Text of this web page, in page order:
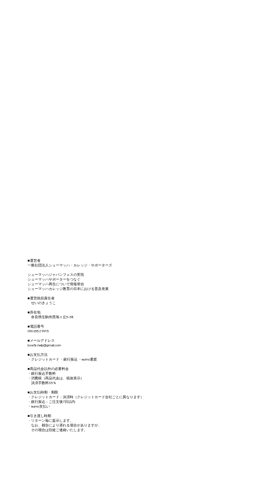
■運営者
一般社団法人シューマッハ・カレッジ・サポーターズ
シューマッハジャパンフェスの実現
シューマッハサポーターをつなぐ
シューマッハ再生について情報発信
シューマッハカレッジ教育の日本における普及発展
■運営統括責任者
せいのきょうこ
■所在地
奈良県生駒市西旭ヶ丘5-38
■電話番号
090 6552 9915
■メールアドレス
love3s.help@gmail.com
■お支払方法
・クレジットカード ・銀行振込 ・eumo通貨
■商品代金以外の必要料金
・銀行振込手数料
・消費税（商品代金は、税抜表示）
決済手数料3.5％
■お支払時期・期限
・クレジットカード：決済時（クレジットカード会社ごとに異なります）
・銀行振込：ご注文後7日以内
・eumo支払い
■引き渡し時期
・リターン毎に提示します。
なお、都合により遅れる場合がありますが、
その場合は別途ご連絡いたします。